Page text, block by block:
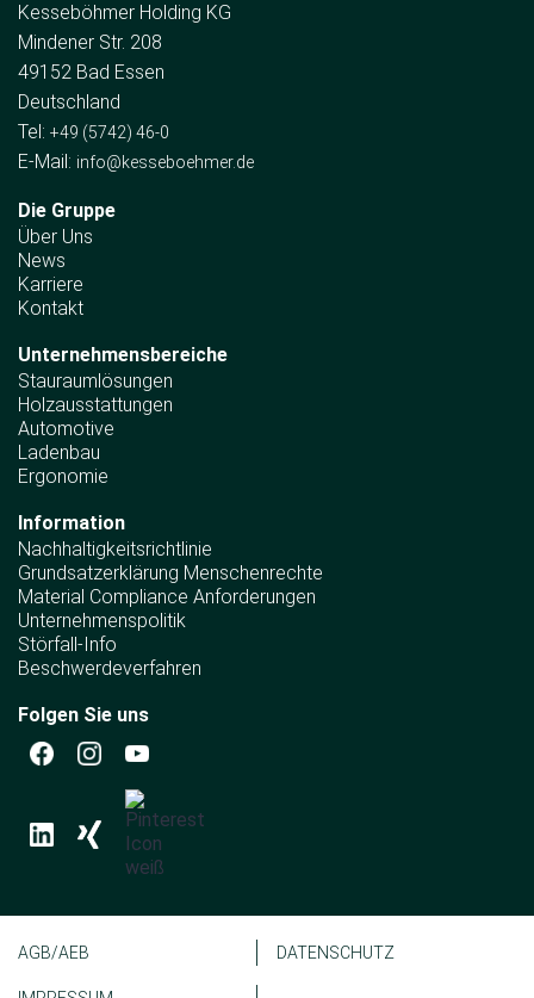
Kesseböhmer Holding KG
Mindener Str. 208
49152 Bad Essen
Deutschland
Tel: +49 (5742) 46-0
E-Mail: info@kesseboehmer.de
Die Gruppe
Über Uns
News
Karriere
Kontakt
Unternehmens­bereiche
Stauraumlösungen
Holzausstattungen
Automotive
Ladenbau
Ergonomie
Information
Nachhaltig­keitsrichtlinie
Grundsatz­erklärung Menschen­rechte
Material Compliance Anforderungen
Unternehmenspolitik
Störfall-Info
Beschwerdeverfahren
Folgen Sie uns
AGB/AEB DATENSCHUTZ